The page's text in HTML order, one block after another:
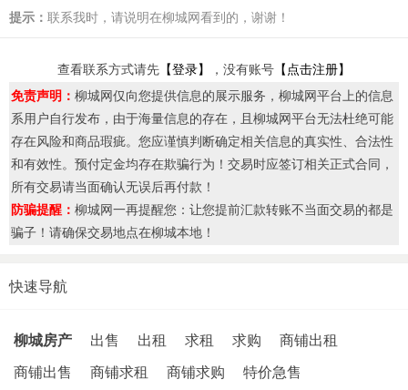
提示： 联系我时，请说明在柳城网看到的，谢谢！
查看联系方式请先 【登录】 ，没有账号 【点击注册】
免责声明： 柳城网仅向您提供信息的展示服务，柳城网平台上的信息
系用户自行发布，由于海量信息的存在，且柳城网平台无法杜绝可能
存在风险和商品瑕疵。您应谨慎判断确定相关信息的真实性、合法性
和有效性。预付定金均存在欺骗行为！交易时应签订相关正式合同，
所有交易请当面确认无误后再付款！
防骗提醒： 柳城网一再提醒您：让您提前汇款转账不当面交易的都是
骗子！请确保交易地点在柳城本地！
快速导航
柳城房产 出售 出租 求租 求购
商铺出租
商铺出售
商铺求租 商铺求购 特价急售